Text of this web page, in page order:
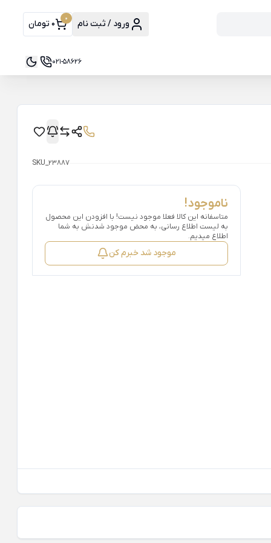
ورود / ثبت نام 0 0 تومان
021-58626
SKU_23887
ناموجود!
متاسفانه این کالا فعلا موجود نیست! با افزودن این محصول
به لیست اطلاع رسانی، به محض موجود شدنش به شما
اطلاع میدیم.
موجود شد خبرم کن